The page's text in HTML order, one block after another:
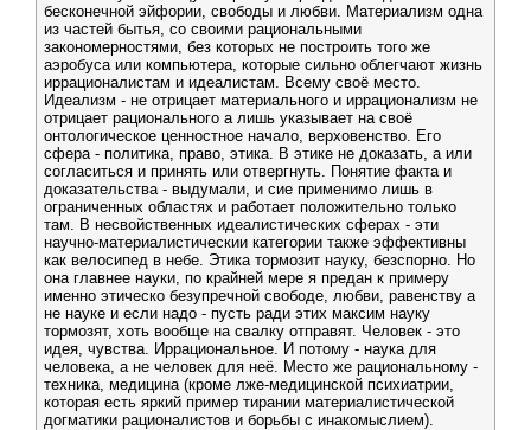
бесконечной эйфории, свободы и любви. Материализм одна
из частей бытья, со своими рациональными
закономерностями, без которых не построить того же
аэробуса или компьютера, которые сильно облегчают жизнь
иррационалистам и идеалистам. Всему своё место.
Идеализм - не отрицает материального и иррационализм не
отрицает рационального а лишь указывает на своё
онтологическое ценностное начало, верховенство. Его
сфера - политика, право, этика. В этике не доказать, а или
согласиться и принять или отвергнуть. Понятие факта и
доказательства - выдумали, и сие применимо лишь в
ограниченных областях и работает положительно только
там. В несвойственных идеалистических сферах - эти
научно-материалистическии категории также эффективны
как велосипед в небе. Этика тормозит науку, безспорно. Но
она главнее науки, по крайней мере я предан к примеру
именно этическо безупречной свободе, любви, равенству а
не науке и если надо - пусть ради этих максим науку
тормозят, хоть вообще на свалку отправят. Человек - это
идея, чувства. Иррациональное. И потому - наука для
человека, а не человек для неё. Место же рациональному -
техника, медицина (кроме лже-медицинской психиатрии,
которая есть яркий пример тирании материалистической
догматики рационалистов и борьбы с инакомыслием).